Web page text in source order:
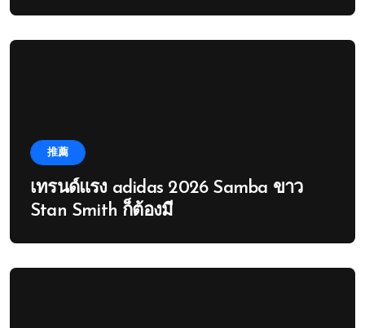
推薦
เทรนด์แรง adidas 2026 Samba ขาว
Stan Smith ก็ต้องมี